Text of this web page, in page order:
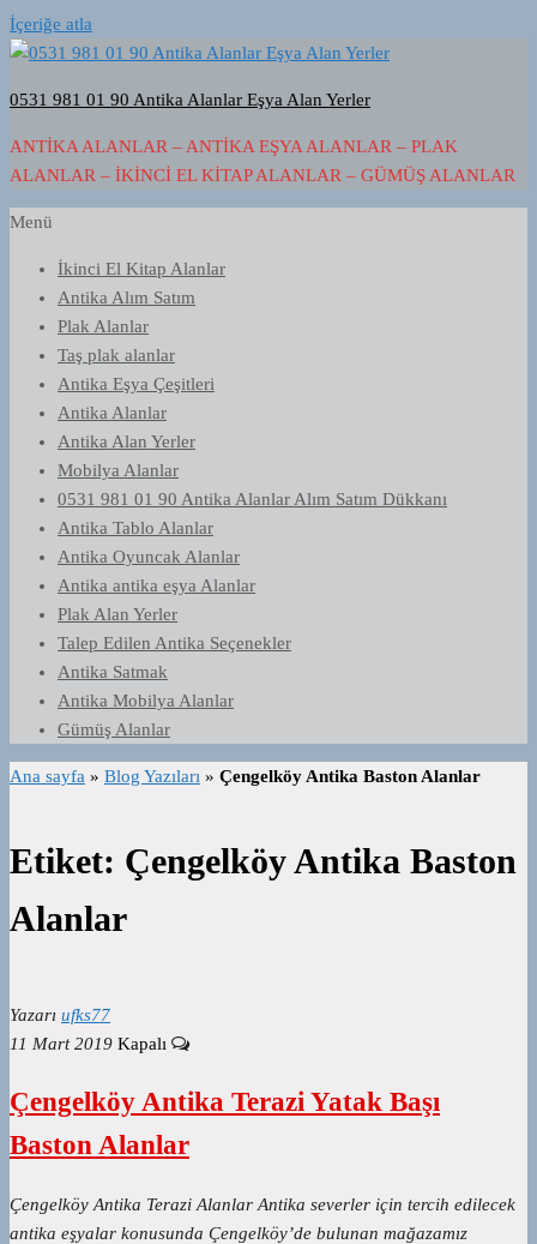
İçeriğe atla
0531 981 01 90 Antika Alanlar Eşya Alan Yerler
ANTIKA ALANLAR – ANTIKA EŞYA ALANLAR – PLAK
ALANLAR – İKINCI EL KITAP ALANLAR – GÜMÜŞ ALANLAR
Menü
İkinci El Kitap Alanlar
Antika Alım Satım
Plak Alanlar
Taş plak alanlar
Antika Eşya Çeşitleri
Antika Alanlar
Antika Alan Yerler
Mobilya Alanlar
0531 981 01 90 Antika Alanlar Alım Satım Dükkanı
Antika Tablo Alanlar
Antika Oyuncak Alanlar
Antika antika eşya Alanlar
Plak Alan Yerler
Talep Edilen Antika Seçenekler
Antika Satmak
Antika Mobilya Alanlar
Gümüş Alanlar
Ana sayfa » Blog Yazıları » Çengelköy Antika Baston Alanlar
Etiket: Çengelköy Antika Baston
Alanlar
Yazarı ufks77
11 Mart 2019 Kapalı
Çengelköy Antika Terazi Yatak Başı
Baston Alanlar
Çengelköy Antika Terazi Alanlar Antika severler için tercih edilecek
antika eşyalar konusunda Çengelköy’de bulunan mağazamız